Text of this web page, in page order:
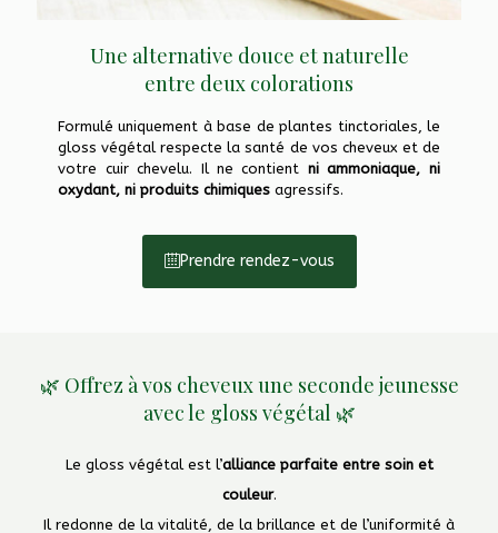
Une alternative douce et naturelle
entre deux colorations
Formulé uniquement à base de plantes tinctoriales, le
gloss végétal respecte la santé de vos cheveux et de
votre cuir chevelu. Il ne contient ni ammoniaque, ni
oxydant, ni produits chimiques agressifs.
Prendre rendez-vous
🌿 Offrez à vos cheveux une seconde jeunesse
avec le gloss végétal 🌿
Le gloss végétal est l’alliance parfaite entre soin et
couleur.
Il redonne de la vitalité, de la brillance et de l’uniformité à